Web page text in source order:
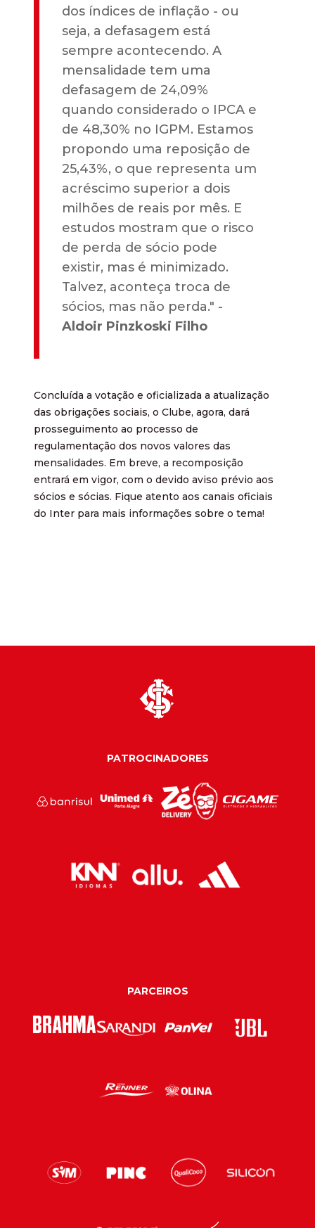
dos índices de inflação - ou
seja, a defasagem está
sempre acontecendo. A
mensalidade tem uma
defasagem de 24,09%
quando considerado o IPCA e
de 48,30% no IGPM. Estamos
propondo uma reposição de
25,43%, o que representa um
acréscimo superior a dois
milhões de reais por mês. E
estudos mostram que o risco
de perda de sócio pode
existir, mas é minimizado.
Talvez, aconteça troca de
sócios, mas não perda." -
Aldoir Pinzkoski Filho
Concluída a votação e oficializada a atualização
das obrigações sociais, o Clube, agora, dará
prosseguimento ao processo de
regulamentação dos novos valores das
mensalidades. Em breve, a recomposição
entrará em vigor, com o devido aviso prévio aos
sócios e sócias. Fique atento aos canais oficiais
do Inter para mais informações sobre o tema!
PATROCINADORES
PARCEIROS